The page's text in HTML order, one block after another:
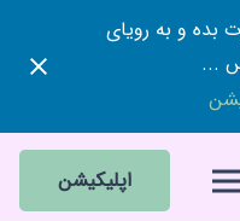
80 روز قورت بده و به رویای
...
اپلیکیشن